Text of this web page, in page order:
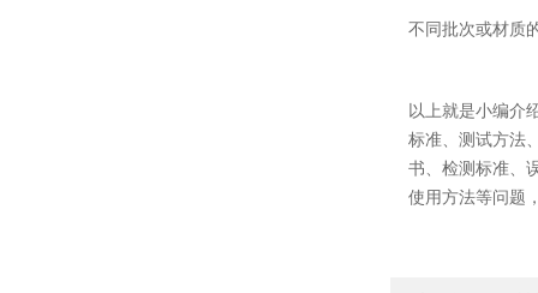
不同批次或材质
以上就是小编介
标准、测试方法
书、检测标准、
使用方法等问题